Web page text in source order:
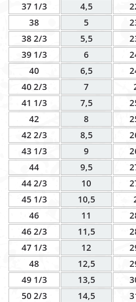
37 1/3
4,5
38
5
38 2/3
5,5
39 1/3
6
40
6,5
40 2/3
7
41 1/3
7,5
42
8
42 2/3
8,5
43 1/3
9
44
9,5
44 2/3
10
45 1/3
10,5
46
11
46 2/3
11,5
47 1/3
12
48
12,5
49 1/3
13,5
50 2/3
14,5